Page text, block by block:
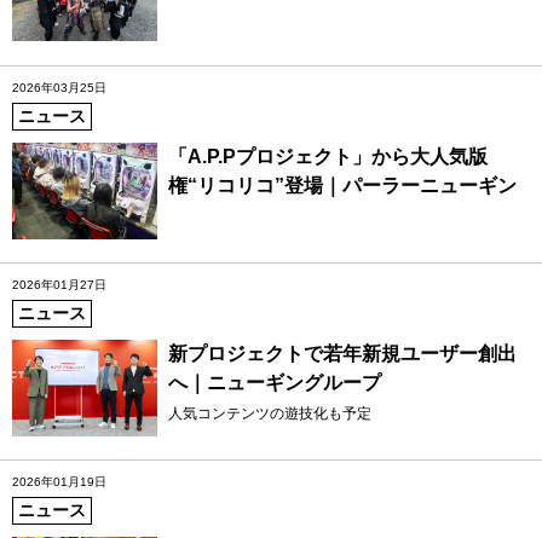
2026年03月25日
ニュース
「A.P.Pプロジェクト」から大人気版
権“リコリコ”登場｜パーラーニューギン
2026年01月27日
ニュース
新プロジェクトで若年新規ユーザー創出
へ｜ニューギングループ
人気コンテンツの遊技化も予定
2026年01月19日
ニュース